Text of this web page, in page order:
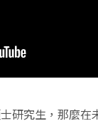
研究生，那麼